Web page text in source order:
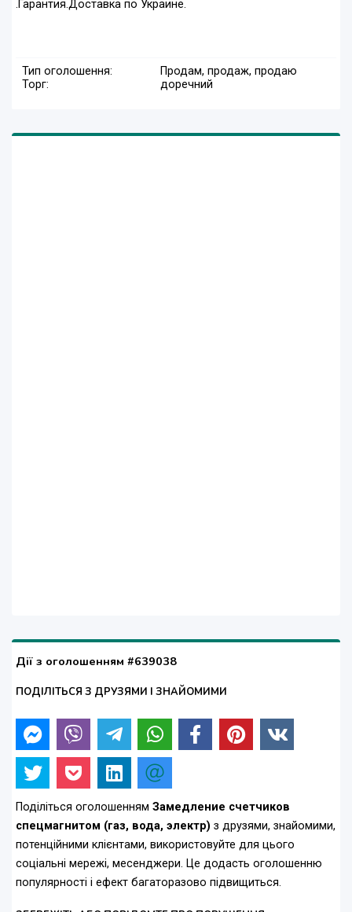
.Гарантия.Доставка по Украине.
Тип оголошення:
Продам, продаж, продаю
Торг:
доречний
Дії з оголошенням #639038
ПОДІЛІТЬСЯ З ДРУЗЯМИ І ЗНАЙОМИМИ
Поділіться оголошенням Замедление счетчиков
спецмагнитом (газ, вода, электр) з друзями, знайомими,
потенційними клієнтами, використовуйте для цього
соціальні мережі, месенджери. Це додасть оголошенню
популярності і ефект багаторазово підвищиться.